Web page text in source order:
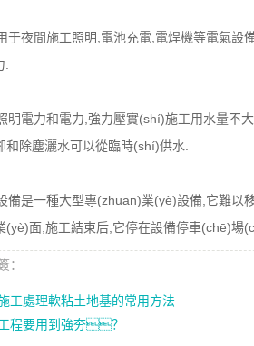
夜間施工照明,電池充電,電焊機等電氣設
電力和電力,強力壓實(shí)施工用水量不
和除塵灑水可以從臨時(shí)供水.
是一種大型專(zhuān)業(yè)設備,它難以
(yè)面,施工結束后,它停在設備停車(chē)場
：
工處理軟粘土地基的常用方法
程要用到強夯？